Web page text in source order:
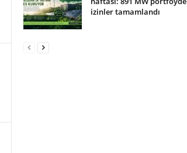
izinler tamamlandı